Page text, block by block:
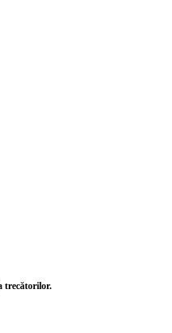
trecătorilor.